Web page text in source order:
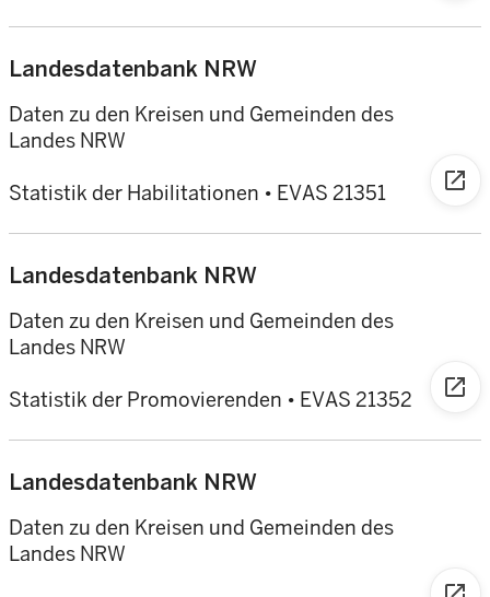
Landesdatenbank NRW
Daten zu den Kreisen und Gemeinden des
Landes NRW
Statistik der Habilitationen • EVAS 21351 open_in_new
Landesdatenbank NRW
Daten zu den Kreisen und Gemeinden des
Landes NRW
Statistik der Promovierenden • EVAS 21352 open_in_new
Landesdatenbank NRW
Daten zu den Kreisen und Gemeinden des
Landes NRW